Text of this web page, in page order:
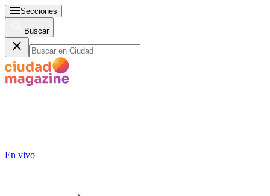
Secciones
Buscar
En vivo